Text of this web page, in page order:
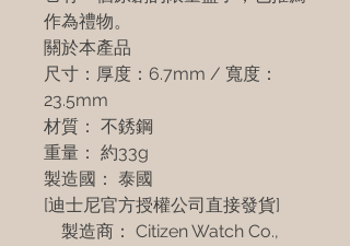
作為禮物。
關於本產品
尺寸： 厚度：6.7mm / 寬度：
23.5mm
材質： 不銹鋼
重量： 約33g
製造國： 泰國
[迪士尼官方授權公司直接發貨]
製造商： Citizen Watch Co.,